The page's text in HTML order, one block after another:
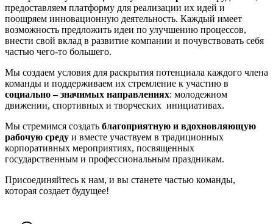
предоставляем платформу для реализации их идей и
поощряем инновационную деятельность. Каждый имеет
возможность предложить идеи по улучшению процессов,
внести свой вклад в развитие компании и почувствовать себя
частью чего-то большего.
Мы создаем условия для раскрытия потенциала каждого члена
команды и поддерживаем их стремление к участию в
социально – значимых направлениях: молодежном
движении, спортивных и творческих инициативах.
Мы стремимся создать благоприятную и вдохновляющую
рабочую среду и вместе участвуем в традиционных
корпоративных мероприятиях, посвященных
государственным и профессиональным праздникам.
Присоединяйтесь к нам, и вы станете частью команды,
которая создает будущее!